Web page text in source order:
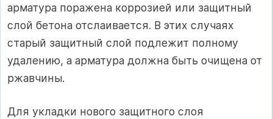
арматура поражена коррозией или защитный
слой бетона отслаивается. В этих случаях
старый защитный слой подлежит полному
удалению, а арматура должна быть очищена от
ржавчины.
Для укладки нового защитного слоя